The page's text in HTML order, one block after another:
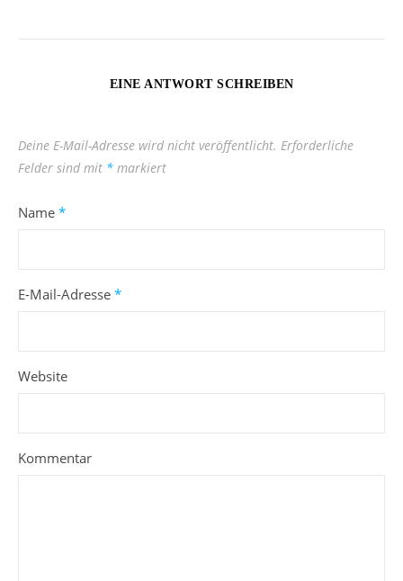
EINE ANTWORT SCHREIBEN
Deine E-Mail-Adresse wird nicht veröffentlicht. Erforderliche
Felder sind mit * markiert
Name *
E-Mail-Adresse *
Website
Kommentar